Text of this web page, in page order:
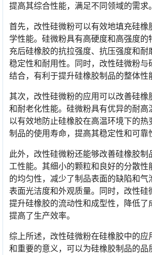
提高其综合性能，满足不同领域的需求。
首先，改性硅微粉可以有效地填充硅橡
学性能。硅微粉具有高硬度和高强度的
充后硅橡胶的抗拉强度、抗压强度和耐
稳定性和耐用性。同时，改性硅微粉与
结合，有利于提升硅橡胶制品的整体性
其次，改性硅微粉的应用可以改善硅橡
和耐老化性能。硅微粉具有优异的耐高
以有效地防止硅橡胶在高温环境下的热
制品的使用寿命，提高其稳定性和可靠
此外，改性硅微粉还能够改善硅橡胶制
工性能。其细小的颗粒和良好的分散性
的均匀性，减少了制品表面的缺陷和气
表面光洁度和外观质量。同时，改性硅
提升硅橡胶的流动性和成型性，降低了
提高了生产效率。
综上所述，改性硅微粉在硅橡胶中的应
和重要的意义，可以为硅橡胶制品的品